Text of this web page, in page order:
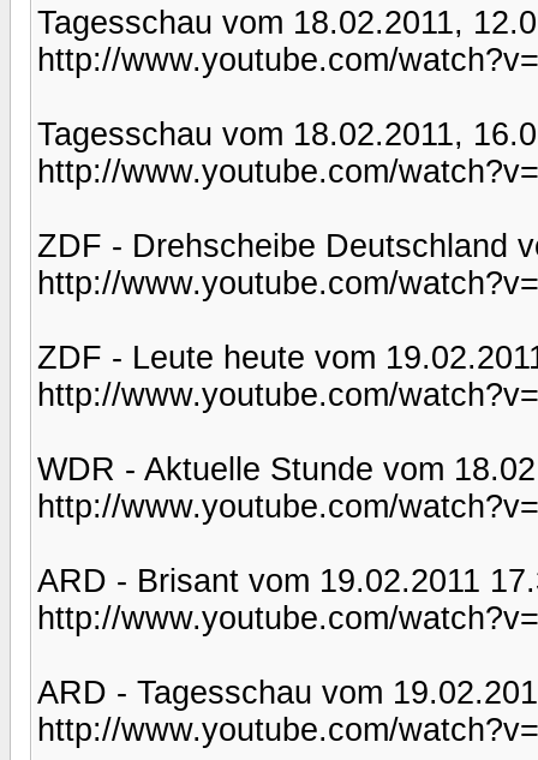
Tagesschau vom 18.02.2011,
http://www.youtube.com/
Tagesschau vom 18.02.2011,
http://www.youtube.com/
ZDF - Drehscheibe Deutschland
http://www.youtube.com/
ZDF - Leute heute vom
http://www.youtube.com/
WDR - Aktuelle Stunde vom
http://www.youtube.com/
ARD - Brisant vom 19.02.2011
http://www.youtube.com/
ARD - Tagesschau vom
http://www.youtube.com/